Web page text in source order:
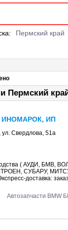
Пермский край
Пермский
ИНОМАРОК, ИП
, ул. Свердлова, 51а
( АУДИ,
СУБАРУ,
доставка:
Автозапчасти BMW